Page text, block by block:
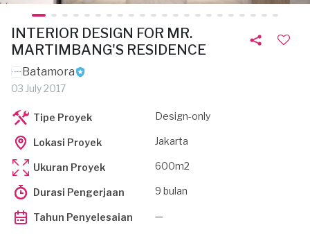
INTERIOR DESIGN FOR MR.
MARTIMBANG'S RESIDENCE
Batamora
03 July 2017
Tipe Proyek Design-only
Lokasi Proyek Jakarta
Ukuran Proyek 600m2
Durasi Pengerjaan 9 bulan
Tahun Penyelesaian —